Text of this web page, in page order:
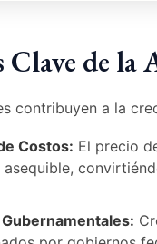
Clave de la
contribuyen a la
Costos: El precio
asequible,